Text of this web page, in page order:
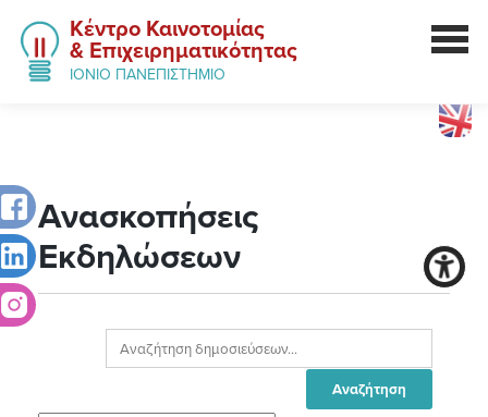
Κέντρο Καινοτομίας
& Επιχειρηματικότητας
ΙΟΝΙΟ ΠΑΝΕΠΙΣΤΗΜΙΟ
Ανασκοπήσεις
Εκδηλώσεων